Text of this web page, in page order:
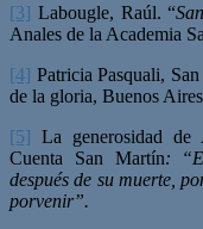
[3] Labougle, Raúl. “
Anales de la Academia
[4] Patricia Pasquali,
de la gloria, Buenos
[5] La generosidad de
Cuenta San Martín:
después de su muerte,
porvenir”.